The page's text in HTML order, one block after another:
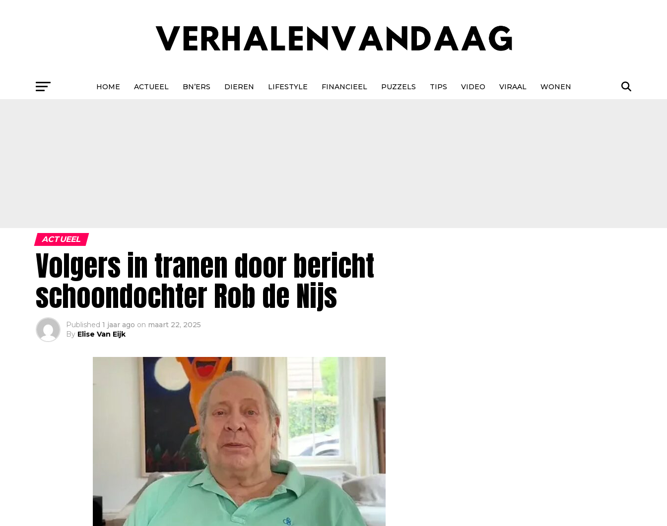
HOME ACTUEEL BN’ERS DIEREN LIFESTYLE FINANCIEEL PUZZELS TIPS VIDEO VIRAAL WONEN
ACTUEEL
Volgers in tranen door bericht
schoondochter Rob de Nijs
Published 1 jaar ago on maart 22, 2025
By Elise Van Eijk